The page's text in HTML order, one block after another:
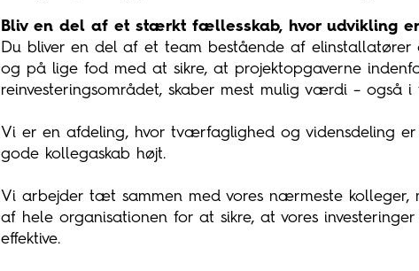
Bliv en del af et stærkt fællesskab, hvor udvikling
Du bliver en del af et team bestående af elinstallatører
og på lige fod med at sikre, at projektopgaverne
reinvesteringsområdet, skaber mest mulig værdi – også i
Vi er en afdeling, hvor tværfaglighed og vidensdeling
gode kollegaskab højt.
Vi arbejder tæt sammen med vores nærmeste
af hele organisationen for at sikre, at vores
effektive.